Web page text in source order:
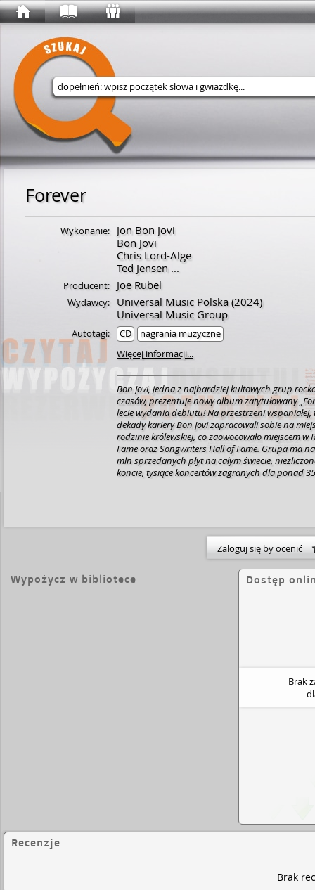
Wyszukaj w serwisie
Forever
Wykonanie:
Jon Bon Jovi
Bon Jovi
Chris Lord-Alge
Ted Jensen...
Producent: Joe Rubel
Wydawcy: Universal Music Polska(2024)
Universal Music Group
Autotagi: CD
nagrania muzyczne
Więcej informacji...
Bon Jovi, jedna z najbardziej kultowych grup
czasów, prezentuje nowy album zatytułowany
lecie wydania debiutu! Na przestrzeni
dekady kariery Bon Jovi zapracowali sobie na
rodzinie królewskiej, co zaowocowało miejscem w
Fame oraz Songwriters Hall of Fame. Grupa ma na koncie ponad 130
mln sprzedanych płyt na całym świecie,
koncie, tysiące koncertów zagranych dla ponad
roku nakładem Island Records . Poprzedziły go
„Living Proof”. Album otwiera pop-rockowy utwór
wspomina przeszłość i patrzy w przyszłość. Bon
prostu czuję, że mam szansę pozostawić po
użyciu jego pierwszej gitary, którą udało mu się
Zaloguj się by ocenić
Wypożycz w bibliotece Dostęp
Brak
Recenzje
Brak